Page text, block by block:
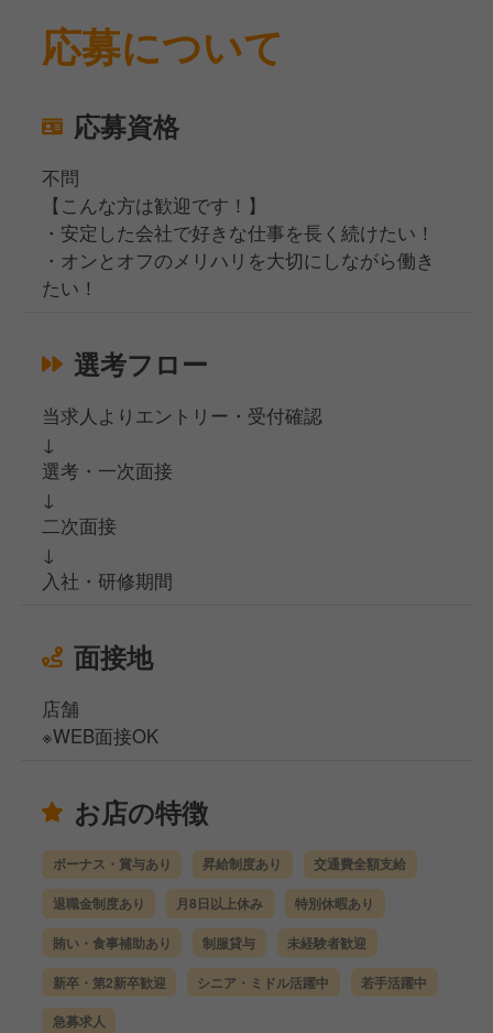
応募について
応募資格
不問
【こんな方は歓迎です！】
・安定した会社で好きな仕事を長く続けたい！
・オンとオフのメリハリを大切にしながら働き
たい！
選考フロー
当求人よりエントリー・受付確認
↓
選考・一次面接
↓
二次面接
↓
入社・研修期間
面接地
店舗
※WEB面接OK
お店の特徴
ボーナス・賞与あり 昇給制度あり 交通費全額支給
退職金制度あり 月8日以上休み 特別休暇あり
賄い・食事補助あり 制服貸与 未経験者歓迎
新卒・第2新卒歓迎 シニア・ミドル活躍中 若手活躍中
急募求人